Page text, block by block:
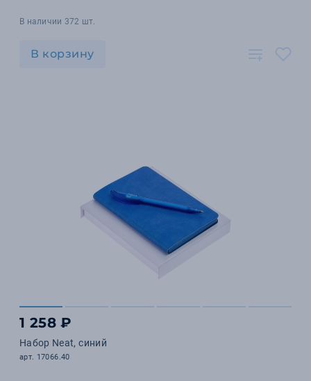
В наличии 372 шт.
В корзину
1 258 ₽
Набор Neat, синий
арт. 17066.40